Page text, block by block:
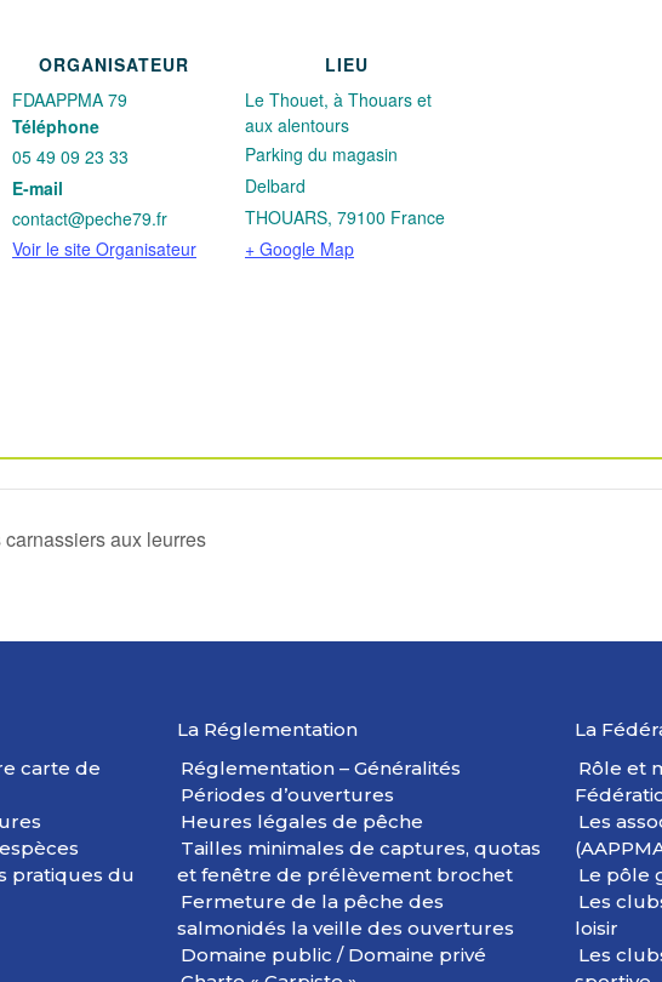
Stage
pêche
float
tube
Thouars
Stage
pêche
float
Thouars
ORGANISATEUR
FDAAPPMA 79
Téléphone
05 49 09 23 33
E-mail
contact@peche79.fr
Voir le site Organisateur
LIEU
Le Thouet, à Thouars et
aux alentours
Parking du magasin
Delbard
THOUARS, 79100 France
+ Google Map
aux leurres
carte de
pratiques du
La Réglementation
Réglementation – Généralités
Périodes d’ouvertures
Heures légales de pêche
Tailles minimales de captures, quotas
et fenêtre de prélèvement brochet
Fermeture de la pêche des
salmonidés la veille des ouvertures
Domaine public / Domaine privé
La
Rôle et
Les
Le pôle
Les
loisir
Les